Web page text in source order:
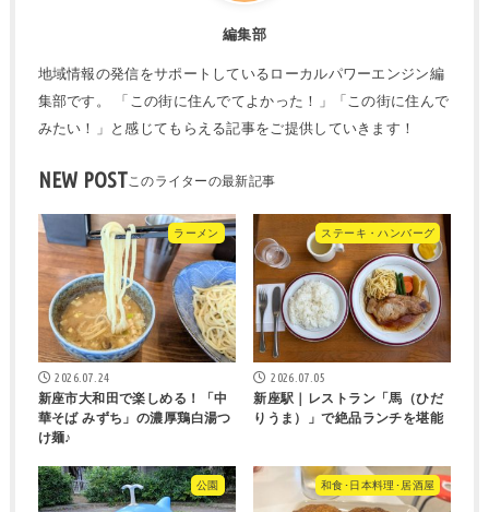
編集部
地域情報の発信をサポートしているローカルパワーエンジン編
集部です。 「この街に住んでてよかった！」「この街に住んで
みたい！」と感じてもらえる記事をご提供していきます！
NEW POST
ラーメン
2026.07.24
新座市大和田で楽しめる！「中
華そば みずち」の濃厚鶏白湯つ
け麺♪
ステーキ・ハンバーグ
2026.07.05
新座駅｜レストラン「馬（ひだ
りうま）」で絶品ランチを堪能
公園 和食･日本料理･居酒屋